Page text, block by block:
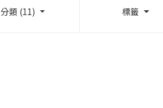
分類 (11) 標籤